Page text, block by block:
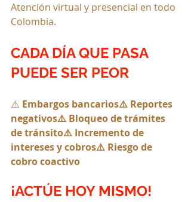
Atención virtual y presencial en todo
Colombia.
CADA DÍA QUE PASA
PUEDE SER PEOR
⚠️ Embargos bancarios⚠️ Reportes
negativos⚠️ Bloqueo de trámites
de tránsito⚠️ Incremento de
intereses y cobros⚠️ Riesgo de
cobro coactivo
¡ACTÚE HOY MISMO!